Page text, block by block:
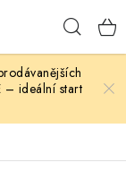
– ideální start